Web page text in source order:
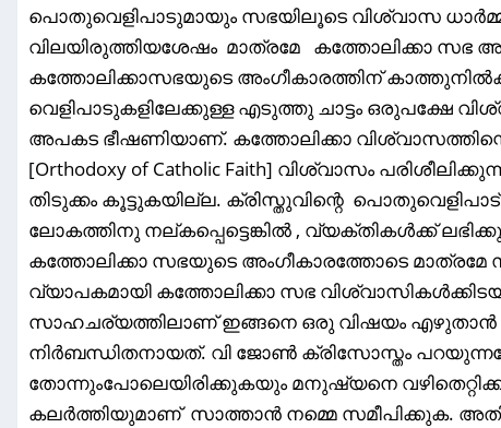
പൊതുവെളിപാടുമായും സഭയിലൂടെ വിശ്വാസ
വിലയിരുത്തിയശേഷം മാത്രമേ കത്തോലിക്കാ സഭ
കത്തോലിക്കാസഭയുടെ അംഗീകാരത്തിന്
വെളിപാടുകളിലേക്കുള്ള എടുത്തു ചാട്ടം ഒരുപക്ഷേ
അപകട ഭീഷണിയാണ്. കത്തോലിക്കാ
[Orthodoxy of Catholic Faith] വിശ്വാസം
തിടുക്കം കൂട്ടുകയില്ല. ക്രിസ്തുവിന്റെ
ലോകത്തിനു നല്കപ്പെട്ടെങ്കിൽ , വ്യക്തികൾക്ക്
കത്തോലിക്കാ സഭയുടെ അംഗീകാരത്തോടെ
വ്യാപകമായി കത്തോലിക്കാ സഭ
സാഹചര്യത്തിലാണ് ഇങ്ങനെ ഒരു വിഷയം
നിർബന്ധിതനായത്. വി ജോൺ ക്രിസോസ്തം
തോന്നുംപോലെയിരിക്കുകയും മനുഷ്യനെ
കലർത്തിയുമാണ് സാത്താൻ നമ്മെ സമീപിക്കുക.